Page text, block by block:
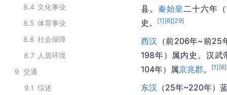
8.4 文化事业
8.5 体育事业
8.6 社会保障
8.7 人居环境
9 交通
9.1 综述
县。 秦始皇 二十六年
史。
[1] [6][29]
西汉
（前206年~前25
198年）属内史。汉
104年）属京兆郡。 [1] [6]
东汉 （25年~220年）